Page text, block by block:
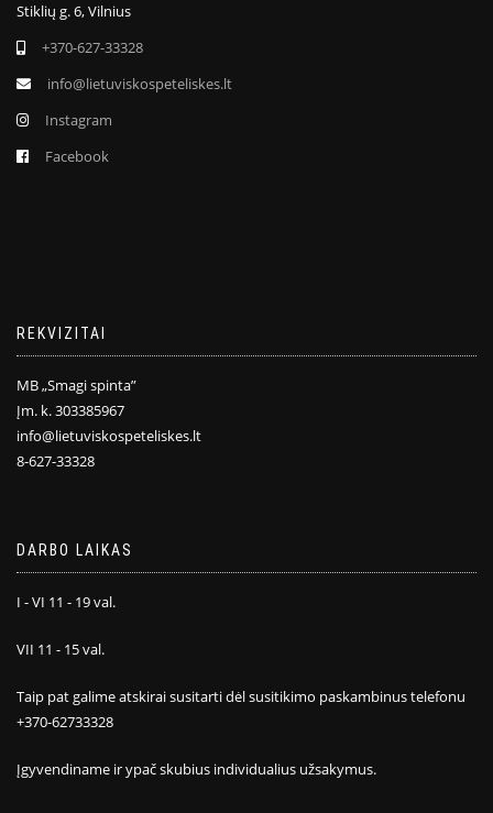
Stiklių g. 6, Vilnius
+370-627-33328
info@lietuviskospeteliskes.lt
Instagram
Facebook
REKVIZITAI
MB „Smagi spinta”
Įm. k. 303385967
info@lietuviskospeteliskes.lt
8-627-33328
DARBO LAIKAS
I - VI 11 - 19 val.
VII 11 - 15 val.
Taip pat galime atskirai susitarti dėl susitikimo paskambinus telefonu
+370-62733328
Įgyvendiname ir ypač skubius individualius užsakymus.